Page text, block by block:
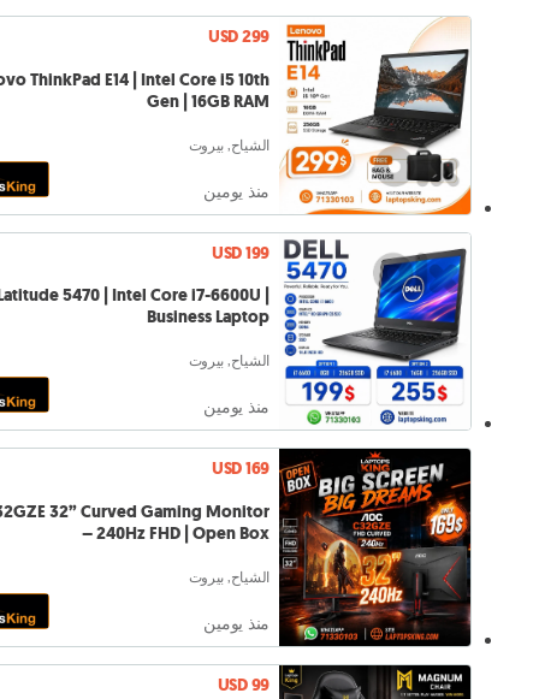
USD 299
ThinkPad E14 | Intel Core i5 10th
Gen | 16GB RAM
الشياح, بيروت
منذ يومين
USD 199
5470 | Intel Core i7-6600U |
Business Laptop
الشياح, بيروت
منذ يومين
USD 169
32” Curved Gaming Monitor
– 240Hz FHD | Open Box
الشياح, بيروت
منذ يومين
USD 99